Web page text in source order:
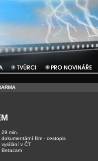
29 min.
dokumentární film - cestopis
vysílání v ČT
Betacam